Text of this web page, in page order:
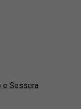
e Sessera